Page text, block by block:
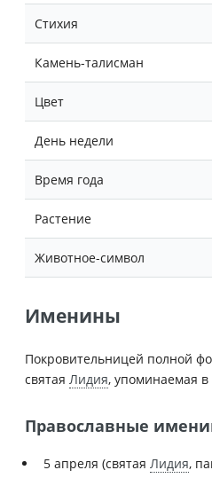
Стихия
Камень-талисман
Цвет
День недели
Время года
Растение
Животное-символ
Именины
Покровительницей полной
святая Лидия, упоминаемая
Православные
5 апреля (святая Лидия,